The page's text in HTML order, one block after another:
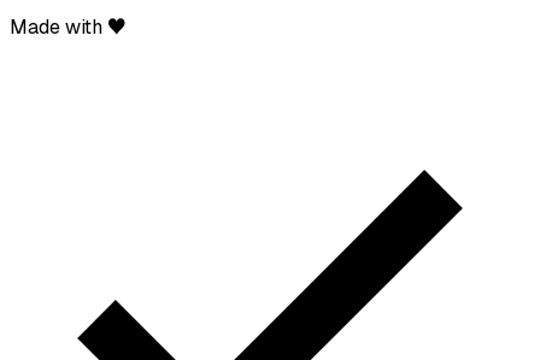
Made with ♥